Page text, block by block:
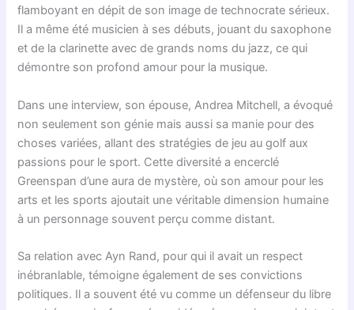
flamboyant en dépit de son image de technocrate sérieux.
Il a même été musicien à ses débuts, jouant du saxophone
et de la clarinette avec de grands noms du jazz, ce qui
démontre son profond amour pour la musique.
Dans une interview, son épouse, Andrea Mitchell, a évoqué
non seulement son génie mais aussi sa manie pour des
choses variées, allant des stratégies de jeu au golf aux
passions pour le sport. Cette diversité a encerclé
Greenspan d’une aura de mystère, où son amour pour les
arts et les sports ajoutait une véritable dimension humaine
à un personnage souvent perçu comme distant.
Sa relation avec Ayn Rand, pour qui il avait un respect
inébranlable, témoigne également de ses convictions
politiques. Il a souvent été vu comme un défenseur du libre